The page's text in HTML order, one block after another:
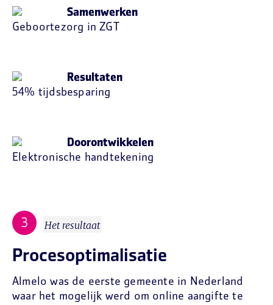
Samenwerken
Geboortezorg in ZGT
Resultaten
54% tijdsbesparing
Doorontwikkelen
Elektronische handtekening
Het resultaat
Procesoptimalisatie
Almelo was de eerste gemeente in Nederland
waar het mogelijk werd om online aangifte te